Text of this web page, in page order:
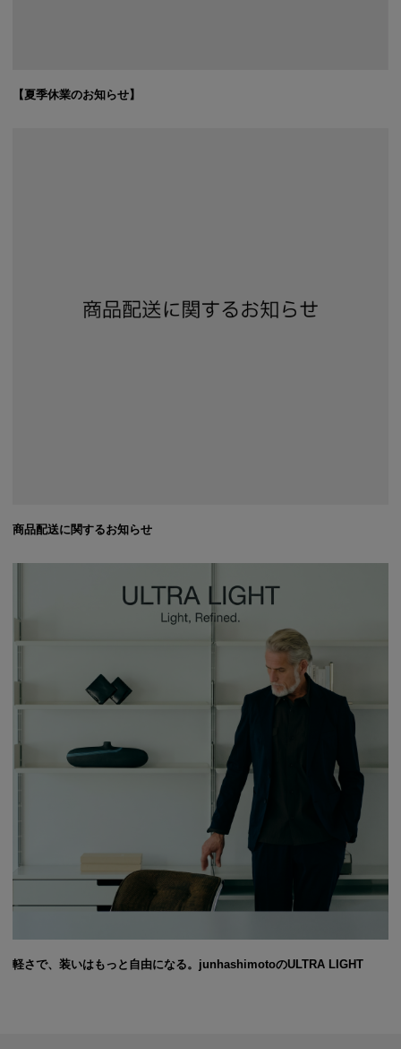
【夏季休業のお知らせ】
商品配送に関するお知らせ
軽さで、装いはもっと自由になる。junhashimotoのULTRA LIGHT